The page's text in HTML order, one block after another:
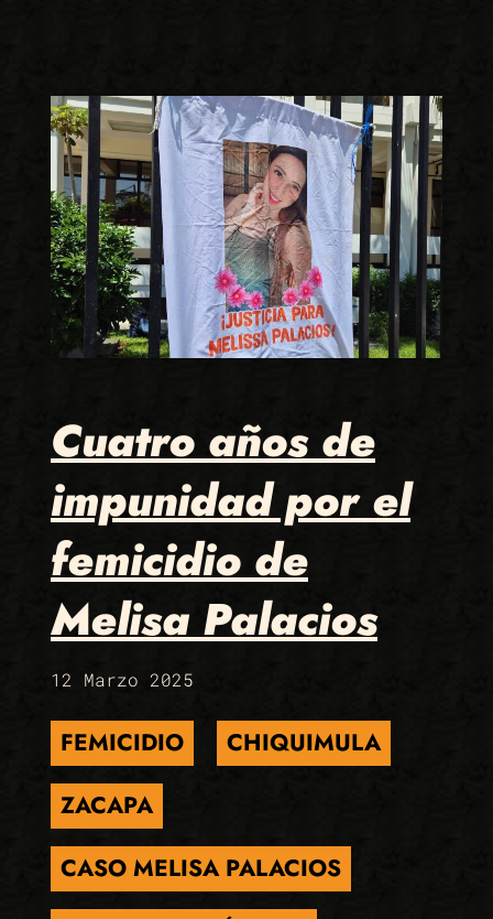
Cuatro años de
impunidad por el
femicidio de
Melisa Palacios
12 Marzo 2025
FEMICIDIO
CHIQUIMULA
ZACAPA
CASO MELISA PALACIOS